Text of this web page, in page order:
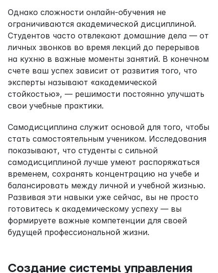
Однако сложности онлайн-обучения не
ограничиваются академической дисциплиной.
Студентов часто отвлекают домашние дела — от
личных звонков во время лекций до перерывов
на кухню в важные моменты занятий. В конечном
счете ваш успех зависит от развития того, что
эксперты называют «академической
стойкостью», — решимости постоянно улучшать
свои учебные практики.
Самодисциплина служит основой для того, чтобы
стать самостоятельным учеником. Исследования
показывают, что студенты с сильной
самодисциплиной лучше умеют распоряжаться
временем, сохранять концентрацию на учебе и
балансировать между личной и учебной жизнью.
Развивая эти навыки уже сейчас, вы не просто
готовитесь к академическому успеху — вы
формируете важные компетенции для своей
будущей профессиональной жизни.
Создание системы управления